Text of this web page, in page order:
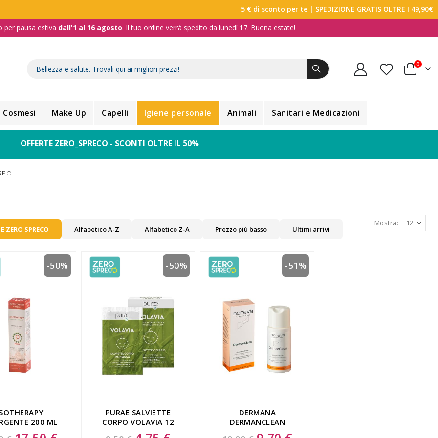
5 € di sconto per te | SPEDIZIONE GRATIS OLTRE I 49,90€
per pausa estiva dall'1 al 16 agosto. Il tuo ordine verrà spedito da lunedì 17. Buona estate!
Carrello
0
Cosmesi Make Up Capelli Igiene personale Animali Sanitari e Medicazioni
OFFERTE ZERO_SPRECO - SCONTI OLTRE IL 50%
ZERO SPRECO Alfabetico A-Z Alfabetico Z-A Prezzo più basso Ultimi arrivi
Mostra
200 ML
-50%
Special
PURAE SALVIETTE
CORPO VOLAVIA 12
PEZZI
-50%
Special
DERMANA
DERMANCLEAN
DETERGENTE FLUIDO
-51%
Special